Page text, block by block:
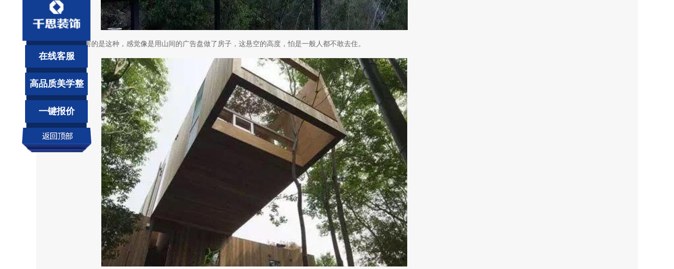
最厉害的是这种，感觉像是用山间的广告盘做了房子，这悬空的高度，怕是一般人都不敢去住。
在线客服
高品质美学整
装
一键报价